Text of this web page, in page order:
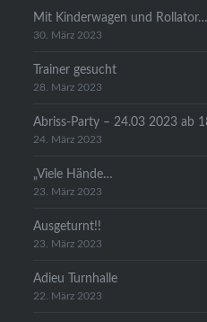
Mit Kinderwagen und
30. März 2023
Trainer gesucht
28. März 2023
Abriss-Party – 24.03 2023 ab
24. März 2023
„Viele Hände…
23. März 2023
Ausgeturnt!!
23. März 2023
Adieu Turnhalle
22. März 2023